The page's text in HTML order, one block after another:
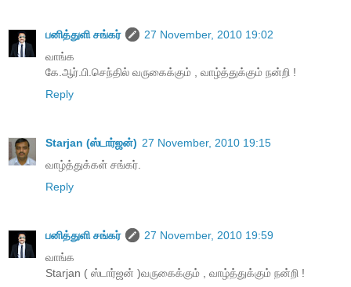
பனித்துளி சங்கர்
27 November, 2010 19:02
வாங்க
கே.ஆர்.பி.செந்தில் வருகைக்கும் , வாழ்த்துக்கும் நன்றி !
Reply
Starjan (ஸ்டார்ஜன்) 27 November, 2010 19:15
வாழ்த்துக்கள் சங்கர்.
Reply
பனித்துளி சங்கர்
27 November, 2010 19:59
வாங்க
Starjan ( ஸ்டார்ஜன் )வருகைக்கும் , வாழ்த்துக்கும் நன்றி !